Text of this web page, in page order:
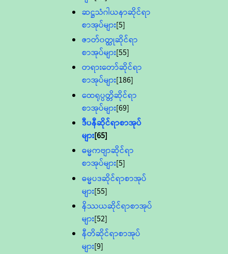
ဆဋ္ဌသံဂါယနာဆိုင်ရာ
စာအုပ်များ[5]
ဇာတ်၀တ္ထုဆိုင်ရာ
စာအုပ်များ[55]
တရားတော်ဆိုင်ရာ
စာအုပ်များ[186]
ထေရုပ္ပတ္တိဆိုင်ရာ
စာအုပ်များ[69]
ဒီပနီဆိုင်ရာစာအုပ်
များ[65]
ဓမ္မကဗျာဆိုင်ရာ
စာအုပ်များ[5]
ဓမ္မပဒဆိုင်ရာစာအုပ်
များ[55]
နိဿယဆိုင်ရာစာအုပ်
များ[52]
နီတိဆိုင်ရာစာအုပ်
များ[9]